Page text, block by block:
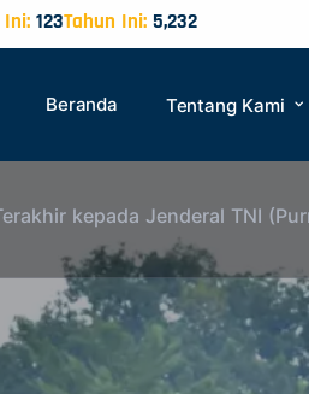
123Tahun Ini:5,232
Beranda Tentang Kami
kepada Jenderal TNI